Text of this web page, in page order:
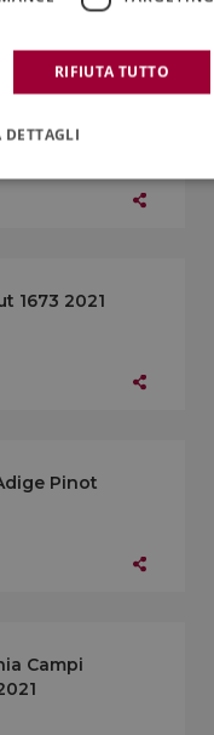
1673 2021
Pinot
Campi
RIFIUTA TUTTO
DETTAGLI